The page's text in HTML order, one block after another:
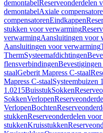
demontabelReserveonderdelen
demontabelAxiale
compensatorenEindkappen
stukken voor verwarming
verwarmingAansluitingen voor
Aansluitingen voor verwarming
ThermSysteemafdichtingen
flensverbindingen
staalGeberit Mapress C-staal
Mapress C-staalSysteembuizen
1.0215BuisstukSokken
SokkenVerlopen
VerlopenBochten
stukkenReserveonderdelen
stukkenKruisstukken